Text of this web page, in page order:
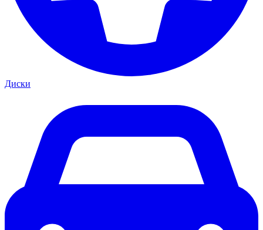
Диски